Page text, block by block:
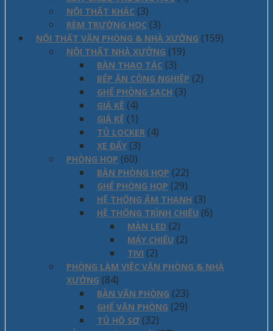
NỘI THẤT KHÁC (3)
RÈM TRƯỜNG HỌC (3)
NỘI THẤT VĂN PHÒNG & NHÀ XƯỞNG (159)
NỘI THẤT NHÀ XƯỞNG (19)
BÀN THAO TÁC (3)
BẾP ĂN CÔNG NGHIỆP (2)
GHẾ PHÒNG SẠCH (3)
GIÁ KÊ (4)
GIÁ KỆ (1)
TỦ LOCKER (4)
XE ĐẨY (3)
PHÒNG HỌP (60)
BÀN PHÒNG HỌP (22)
GHẾ PHÒNG HỌP (29)
HỆ THỐNG ÂM THANH (3)
HỆ THỐNG TRÌNH CHIẾU (6)
MÀN LED (2)
MÁY CHIẾU (2)
TIVI (2)
PHÒNG LÀM VIỆC VĂN PHÒNG & NHÀ
XƯỞNG (84)
BÀN VĂN PHÒNG (23)
GHẾ VĂN PHÒNG (29)
TỦ HỒ SƠ (32)